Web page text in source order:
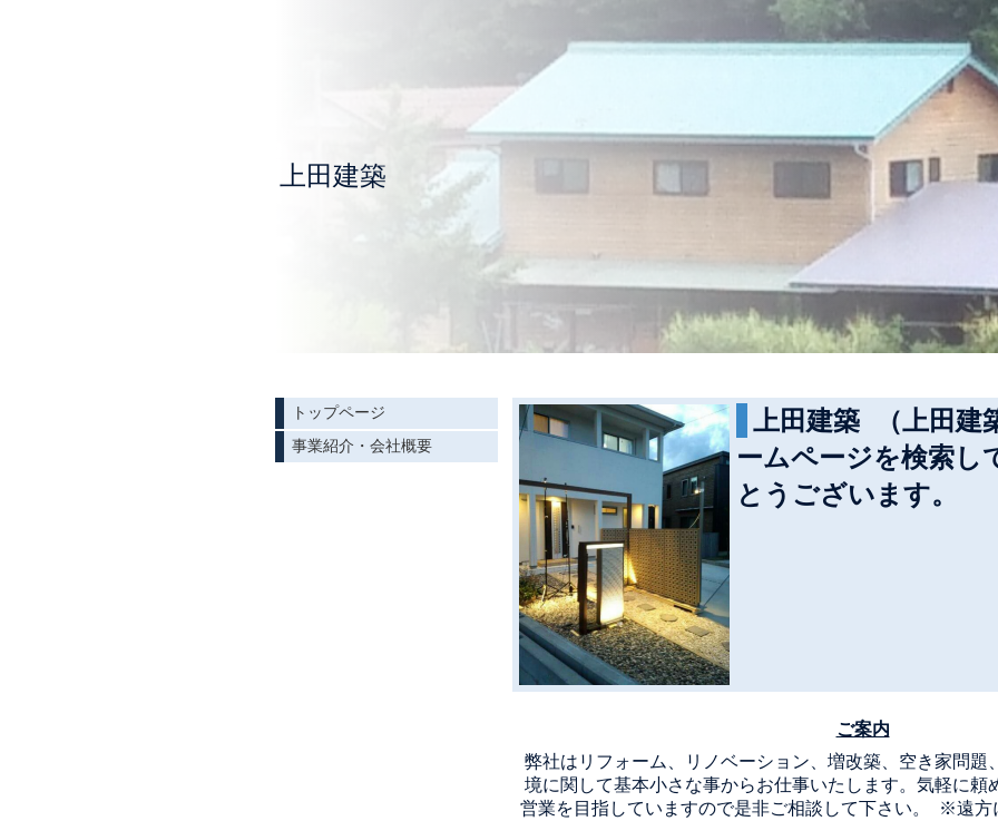
上田建築
上田建築 （上田建
ームページを検索し
とうございます。
ご案内
弊社はリフォーム、リノベーション、増改築、空き家問題
境に関して基本小さな事からお仕事いたします。気軽に頼
営業を目指していますので是非ご相談して下さい。 ※遠方
トップページ
事業紹介・会社概要